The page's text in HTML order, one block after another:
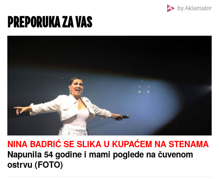
"KAKAV TO PSIHOPATA MOŽE BITI"
Turčin živeo sa ženom u stanu u
Borči u kojem je ubio Ruskinju:
Isplivali stravični detalji